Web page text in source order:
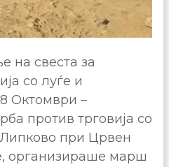
на свеста за
со луѓе и
Октомври –
против трговија со
при Црвен
организираше марш